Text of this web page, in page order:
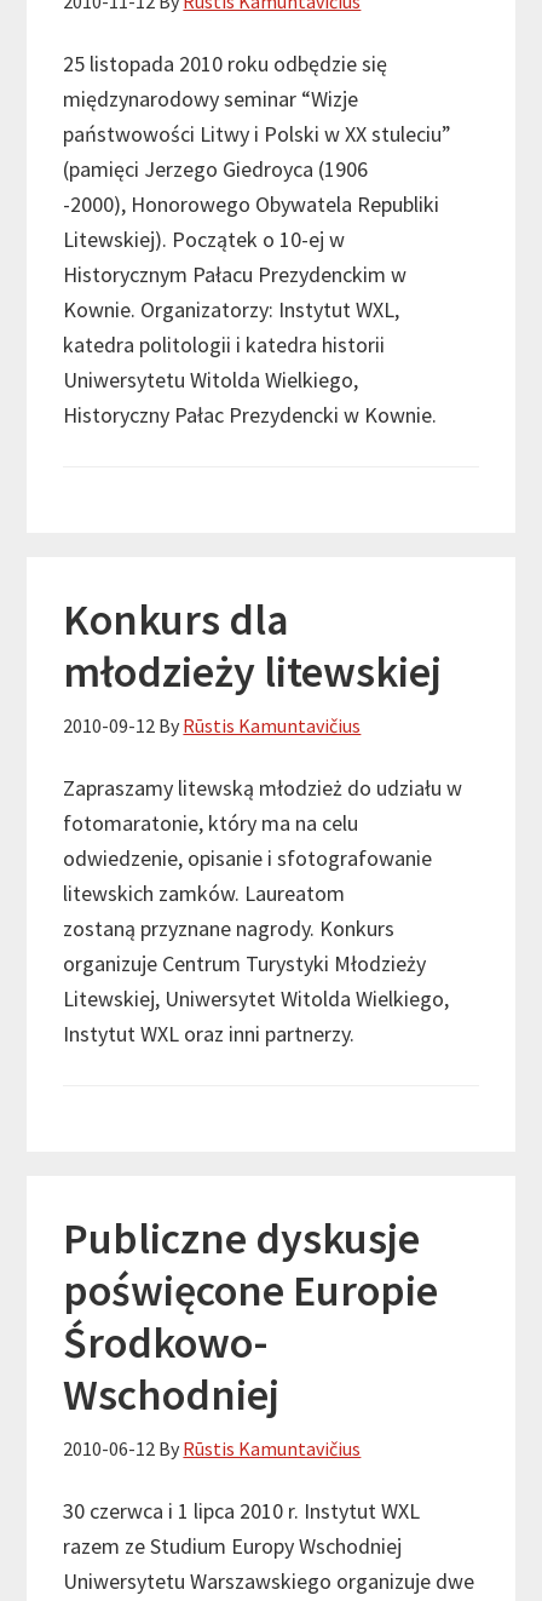
25 listopada 2010 roku odbędzie się
międzynarodowy seminar “Wizje
państwowości Litwy i Polski w XX stuleciu”
(pamięci Jerzego Giedroyca (1906
-2000), Honorowego Obywatela Republiki
Litewskiej). Początek o 10-ej w
Historycznym Pałacu Prezydenckim w
Kownie. Organizatorzy: Instytut WXL,
katedra politologii i katedra historii
Uniwersytetu Witolda Wielkiego,
Historyczny Pałac Prezydencki w Kownie.
Konkurs dla
młodzieży litewskiej
2010-09-12 By Rūstis Kamuntavičius
Zapraszamy litewską młodzież do udziału w
fotomaratonie, który ma na celu
odwiedzenie, opisanie i sfotografowanie
litewskich zamków. Laureatom
zostaną przyznane nagrody. Konkurs
organizuje Centrum Turystyki Młodzieży
Litewskiej, Uniwersytet Witolda Wielkiego,
Instytut WXL oraz inni partnerzy.
Publiczne dyskusje
poświęcone Europie
Środkowo-
Wschodniej
2010-06-12 By Rūstis Kamuntavičius
30 czerwca i 1 lipca 2010 r. Instytut WXL
razem ze Studium Europy Wschodniej
Uniwersytetu Warszawskiego organizuje dwe